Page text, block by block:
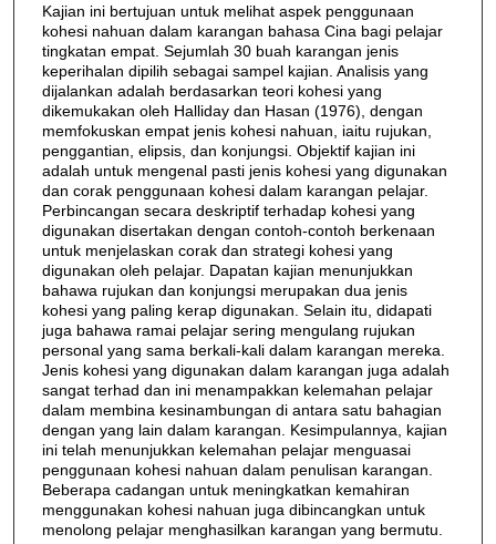
Kajian ini bertujuan untuk melihat aspek penggunaan
kohesi nahuan dalam karangan bahasa Cina bagi pelajar
tingkatan empat. Sejumlah 30 buah karangan jenis
keperihalan dipilih sebagai sampel kajian. Analisis yang
dijalankan adalah berdasarkan teori kohesi yang
dikemukakan oleh Halliday dan Hasan (1976), dengan
memfokuskan empat jenis kohesi nahuan, iaitu rujukan,
penggantian, elipsis, dan konjungsi. Objektif kajian ini
adalah untuk mengenal pasti jenis kohesi yang digunakan
dan corak penggunaan kohesi dalam karangan pelajar.
Perbincangan secara deskriptif terhadap kohesi yang
digunakan disertakan dengan contoh-contoh berkenaan
untuk menjelaskan corak dan strategi kohesi yang
digunakan oleh pelajar. Dapatan kajian menunjukkan
bahawa rujukan dan konjungsi merupakan dua jenis
kohesi yang paling kerap digunakan. Selain itu, didapati
juga bahawa ramai pelajar sering mengulang rujukan
personal yang sama berkali-kali dalam karangan mereka.
Jenis kohesi yang digunakan dalam karangan juga adalah
sangat terhad dan ini menampakkan kelemahan pelajar
dalam membina kesinambungan di antara satu bahagian
dengan yang lain dalam karangan. Kesimpulannya, kajian
ini telah menunjukkan kelemahan pelajar menguasai
penggunaan kohesi nahuan dalam penulisan karangan.
Beberapa cadangan untuk meningkatkan kemahiran
menggunakan kohesi nahuan juga dibincangkan untuk
menolong pelajar menghasilkan karangan yang bermutu.